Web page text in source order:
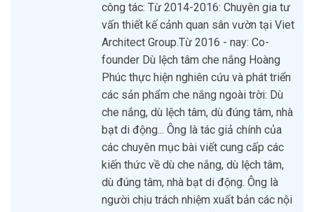
công tác: Từ 2014-2016: Chuyên gia tư
vấn thiết kế cảnh quan sân vườn tại Viet
Architect Group.Từ 2016 - nay: Co-
founder Dù lệch tâm che nắng Hoàng
Phúc thực hiện nghiên cứu và phát triển
các sản phẩm che nắng ngoài trời: Dù
che nắng, dù lệch tâm, dù đúng tâm, nhà
bạt di động... Ông là tác giả chính của
các chuyên mục bài viết cung cấp các
kiến thức về dù che nắng, dù lệch tâm,
dù đúng tâm, nhà bạt di động. Ông là
người chịu trách nhiệm xuất bản các nội